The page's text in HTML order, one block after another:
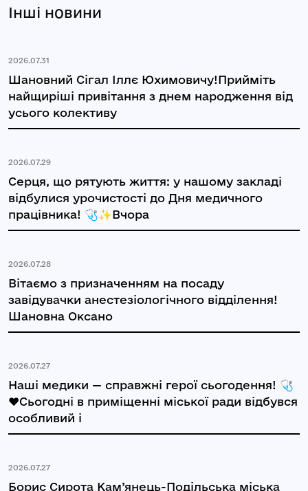
Інші новини
2026.07.31
Шановний Сігал Іллє Юхимовичу!Прийміть
найщиріші привітання з днем народження від
усього колективу
2026.07.29
Серця, що рятують життя: у нашому закладі
відбулися урочистості до Дня медичного
працівника! 🩺✨Вчора
2026.07.28
Вітаємо з призначенням на посаду
завідувачки анестезіологічного відділення!
Шановна Оксано
2026.07.27
Наші медики — справжні герої сьогодення! 🩺
❤️Сьогодні в приміщенні міської ради відбувся
особливий і
2026.07.27
Борис Сирота Кам’янець-Подільська міська